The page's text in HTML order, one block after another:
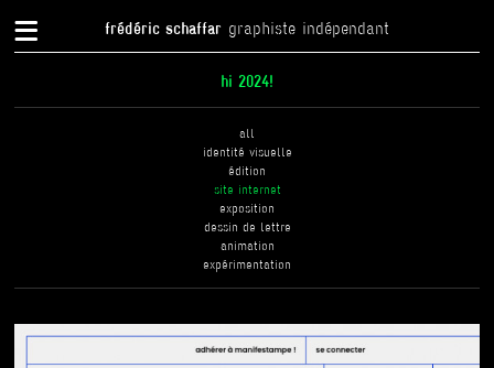
frédéric schaffar graphiste indépendant
{
hi 2024!
all
identité visuelle
édition
site internet
exposition
dessin de lettre
animation
expérimentation